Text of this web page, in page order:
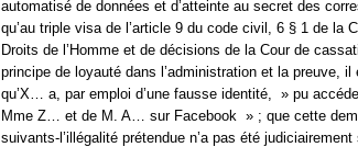
automatisé de données et d’atteinte au secret des
qu’au triple visa de l’article 9 du code civil, 6 § 1 de la
Droits de l’Homme et de décisions de la Cour de
principe de loyauté dans l’administration et la preuve,
qu’X… a, par emploi d’une fausse identité, » pu
Mme Z… et de M. A… sur Facebook » ; que cette
suivants-l’illégalité prétendue n’a pas été